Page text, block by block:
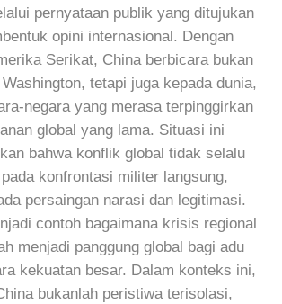
pernyataan publik yang ditujukan
opini internasional. Dengan
Serikat, China berbicara bukan
tetapi juga kepada dunia,
negara yang merasa terpinggirkan
global yang lama. Situasi ini
bahwa konflik global tidak selalu
konfrontasi militer langsung,
persaingan narasi dan legitimasi.
contoh bagaimana krisis regional
menjadi panggung global bagi adu
kekuatan besar. Dalam konteks ini,
bukanlah peristiwa terisolasi,